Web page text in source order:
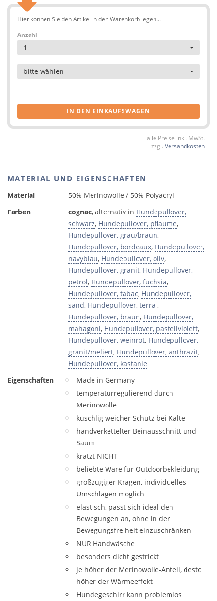
Hier können Sie den Artikel in den Warenkorb legen...
Anzahl
1
Artikel
bitte wählen
IN DEN EINKAUFSWAGEN
alle Preise inkl. MwSt.
zzgl. Versandkosten
MATERIAL UND EIGENSCHAFTEN
Material
50% Merinowolle / 50% Polyacryl
Farben
cognac, alternativ in Hundepullover,
schwarz, Hundepullover, pflaume,
Hundepullover, grau/braun,
Hundepullover, bordeaux, Hundepullover,
navyblau, Hundepullover, oliv,
Hundepullover, granit, Hundepullover,
petrol, Hundepullover, fuchsia,
Hundepullover, tabac, Hundepullover,
sand, Hundepullover, terra ,
Hundepullover, braun, Hundepullover,
mahagoni, Hundepullover, pastellviolett,
Hundepullover, weinrot, Hundepullover,
granit/meliert, Hundepullover, anthrazit,
Hundepullover, kastanie
Eigenschaften
Made in Germany
temperaturregulierend durch
Merinowolle
kuschlig weicher Schutz bei Kälte
handverkettelter Beinausschnitt und
Saum
kratzt NICHT
beliebte Ware für Outdoorbekleidung
großzügiger Kragen, individuelles
Umschlagen möglich
elastisch, passt sich ideal den
Bewegungen an, ohne in der
Bewegungsfreiheit einzuschränken
NUR Handwäsche
besonders dicht gestrickt
je höher der Merinowolle-Anteil, desto
höher der Wärmeeffekt
Hundegeschirr kann problemlos